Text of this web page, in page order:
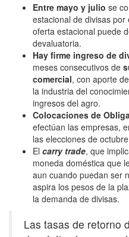
Entre mayo y julio se
estacional de divisas por
oferta estacional puede
devaluatoria.
Hay firme ingreso de
meses consecutivos de
comercial, con aporte
la industria del
ingresos del agro.
Colocaciones de
efectúan las empresas,
las elecciones de
El carry trade, que
moneda doméstica que
aun cuando puedan ser
aspira los pesos de la
la demanda de divisas.
Las tasas de retorno